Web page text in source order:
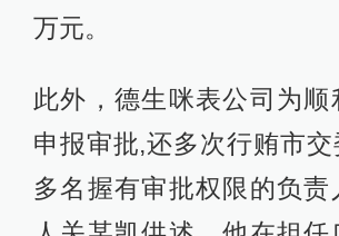
万元。
此外，德生咪表公司为顺
申报审批,还多次行贿市
多名握有审批权限的负责